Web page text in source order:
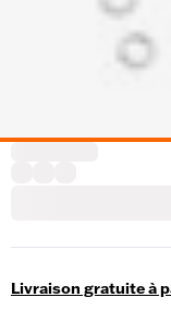
Livraison gratuite à